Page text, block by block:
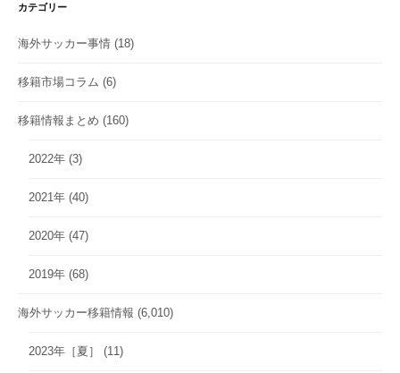
カテゴリー
海外サッカー事情 (18)
移籍市場コラム (6)
移籍情報まとめ (160)
2022年 (3)
2021年 (40)
2020年 (47)
2019年 (68)
海外サッカー移籍情報 (6,010)
2023年［夏］ (11)